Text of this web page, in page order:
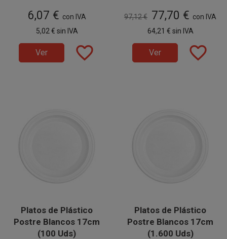
Este plato por su tamaño es
perfecto para aperitivos, frutos
secos, degustaciones, etc.
paquetes de 100 unidades.
6,07 € con IVA
5,02 € sin IVA
Ver favorite_border
Este plato por su tamaño es
perfecto para aperitivos, frutos
secos, degustaciones, etc.
de 1.600 unidades, distribuidas
en 16 paquetes de 100
unidades.
97,12 € 77,70 € con IVA
64,21 € sin IVA
Ver favorite_border
Platos de Plástico
Postre Blancos 17cm
(100 Uds)
Platos de Plástico
Postre Blancos 17cm
(1.600 Uds)